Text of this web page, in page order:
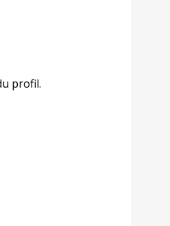
profil.